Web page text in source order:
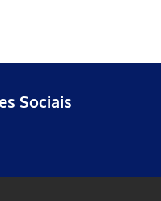
Sociais